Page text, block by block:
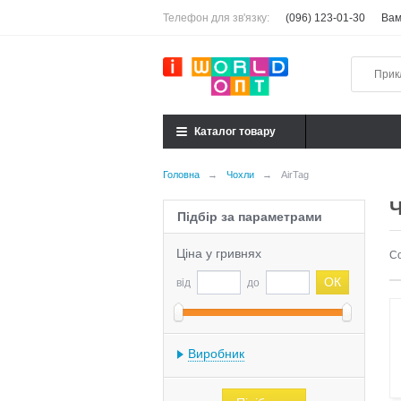
Каталог товару
Телефон для зв'язку: (096) 123-01-30
Головна → Чохли → AirTag
Підбір за параметрами
Ціна у гривнях
від до
Виробник